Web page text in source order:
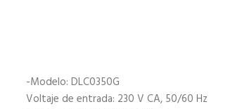
-Modelo: DLC0350G
Voltaje de entrada: 230 V CA, 50/60 Hz